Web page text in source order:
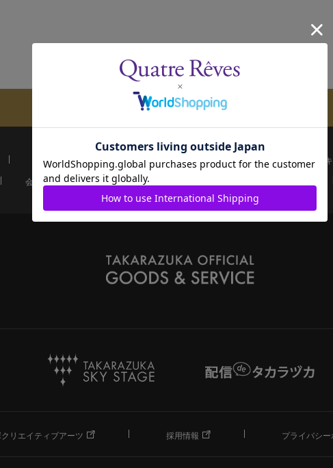
メールマガジンのご案内
配送について お支払い方法 決済について
会員ページ 宝塚歌劇共通ID新規会員登録
リエイティブアーツ 採用情報 プライバシ